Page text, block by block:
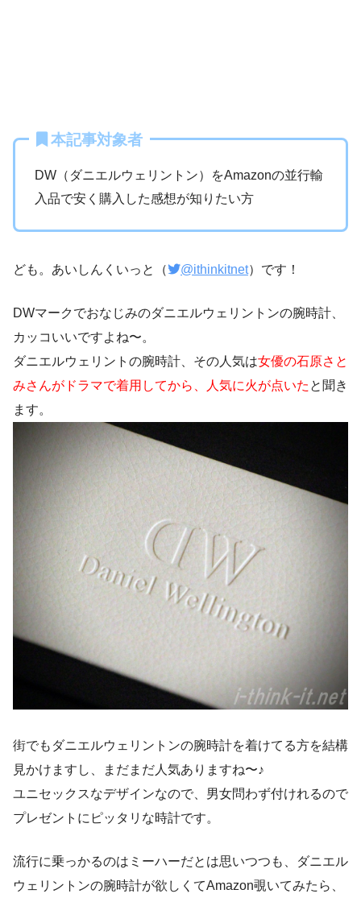
本記事対象者
DW（ダニエルウェリントン）をAmazonの並行輸
入品で安く購入した感想が知りたい方
ども。あいしんくいっと（ @ithinkitnet）です！
DWマークでおなじみのダニエルウェリントンの腕時計、
カッコいいですよね〜。
ダニエルウェリントの腕時計、その人気は女優の石原さと
みさんがドラマで着用してから、人気に火が点いた と聞き
ます。
街でもダニエルウェリントンの腕時計を着けてる方を結構
見かけますし、まだまだ人気ありますね〜♪
ユニセックスなデザインなので、男女問わず付けれるので
プレゼントにピッタリな時計です。
流行に乗っかるのはミーハーだとは思いつつも、ダニエル
ウェリントンの腕時計が欲しくてAmazon覗いてみたら、